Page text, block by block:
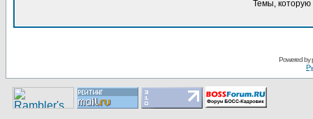
Темы, которую
Pоwerеd by